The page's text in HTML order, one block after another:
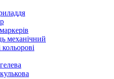
механічний
кольорові